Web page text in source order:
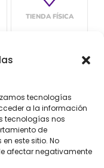
tecnologías
a la información
tecnologías nos
de
este sitio. No
afectar negativamente
TIENDA FÍSICA
(cruz y